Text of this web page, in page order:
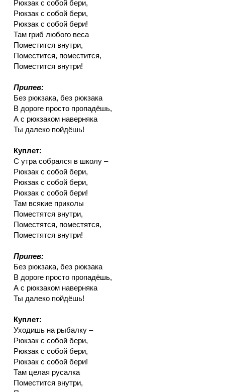
Рюкзак с собой бери,
Рюкзак с собой бери,
Рюкзак с собой бери!
Там гриб любого веса
Поместится внутри,
Поместится, поместится,
Поместится внутри!
Припев:
Без рюкзака, без рюкзака
В дороге просто пропадёшь,
А с рюкзаком наверняка
Ты далеко пойдёшь!
Куплет:
С утра собрался в школу –
Рюкзак с собой бери,
Рюкзак с собой бери,
Рюкзак с собой бери!
Там всякие приколы
Поместятся внутри,
Поместятся, поместятся,
Поместятся внутри!
Припев:
Без рюкзака, без рюкзака
В дороге просто пропадёшь,
А с рюкзаком наверняка
Ты далеко пойдёшь!
Куплет:
Уходишь на рыбалку –
Рюкзак с собой бери,
Рюкзак с собой бери,
Рюкзак с собой бери!
Там целая русалка
Поместится внутри,